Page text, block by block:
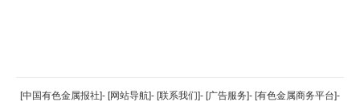
返回顶部
[中国有色金属报社]- [网站导航]- [联系我们]- [广告服务]- [有色金属商务平台]-